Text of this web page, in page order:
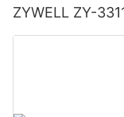
ZYWELL ZY-